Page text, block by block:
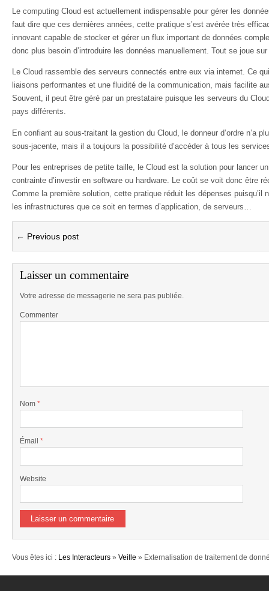
Le computing Cloud est actuellement indispensable pour gérer les
faut dire que ces dernières années, cette pratique s’est avérée très
innovant capable de stocker et gérer un flux important de données
donc plus besoin d’introduire les données manuellement. Tout se joue
Le Cloud rassemble des serveurs connectés entre eux via internet. Ce
liaisons performantes et une fluidité de la communication, mais facilite
Souvent, il peut être géré par un prestataire puisque les serveurs du
pays différents.
En confiant au sous-traitant la gestion du Cloud, le donneur d’ordre n’a
sous-jacente, mais il a toujours la possibilité d’accéder à tous les
Pour les entreprises de petite taille, le Cloud est la solution pour lancer
contrainte d’investir en software ou hardware. Le coût se voit donc être
Comme la première solution, cette pratique réduit les dépenses puisqu’il
les infrastructures que ce soit en termes d’application, de serveurs…
← Previous post
Laisser un commentaire
Votre adresse de messagerie ne sera pas publiée.
Commenter
Nom *
Émail *
Website
Vous êtes ici : Les Interacteurs » Veille » Externalisation de traitement de